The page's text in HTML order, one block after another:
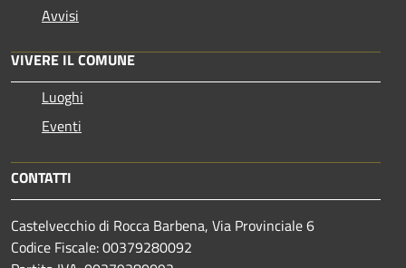
Avvisi
VIVERE IL COMUNE
Luoghi
Eventi
CONTATTI
Castelvecchio di Rocca Barbena, Via Provinciale 6
Codice Fiscale: 00379280092